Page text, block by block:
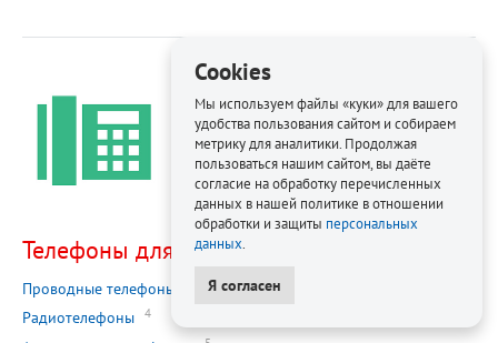
Телефоны для офиса
Проводные телефоны
Радиотелефоны 4
Cookies
Мы используем файлы «куки» для вашего
удобства пользования сайтом и собираем
метрику для аналитики. Продолжая
пользоваться нашим сайтом, вы даёте
согласие на обработку перечисленных
данных в нашей политике в отношении
обработки и защиты персональных
данных
Я согласен